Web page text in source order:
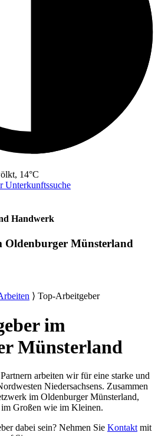
14°C
Handwerk
Oldenburger Münsterland
⟩ Top-Arbeitgeber
im
Münsterland
arbeiten wir für eine starke und
Niedersachsens. Zusammen
im Oldenburger Münsterland,
Großen wie im Kleinen.
dabei sein? Nehmen Sie Kontakt mit